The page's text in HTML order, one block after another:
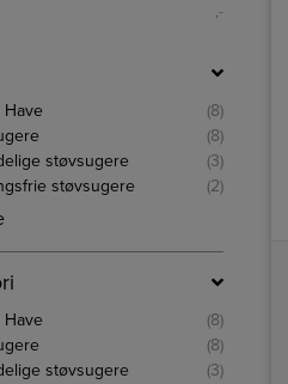
,-
Have
(8)
(8)
støvsugere
(3)
støvsugere
(2)
Have
(8)
(8)
støvsugere
(3)